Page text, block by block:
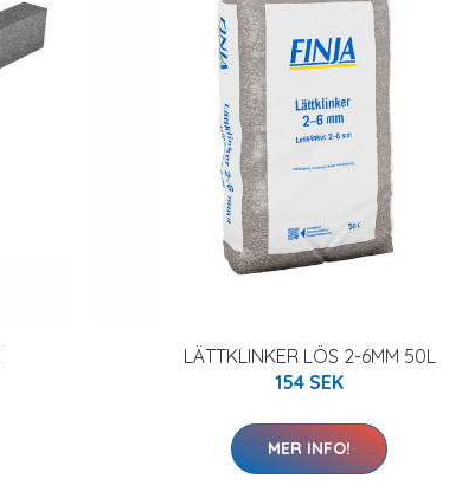
LÄTTKLINKER LÖS 2-6MM 50L
154 SEK
MER INFO!